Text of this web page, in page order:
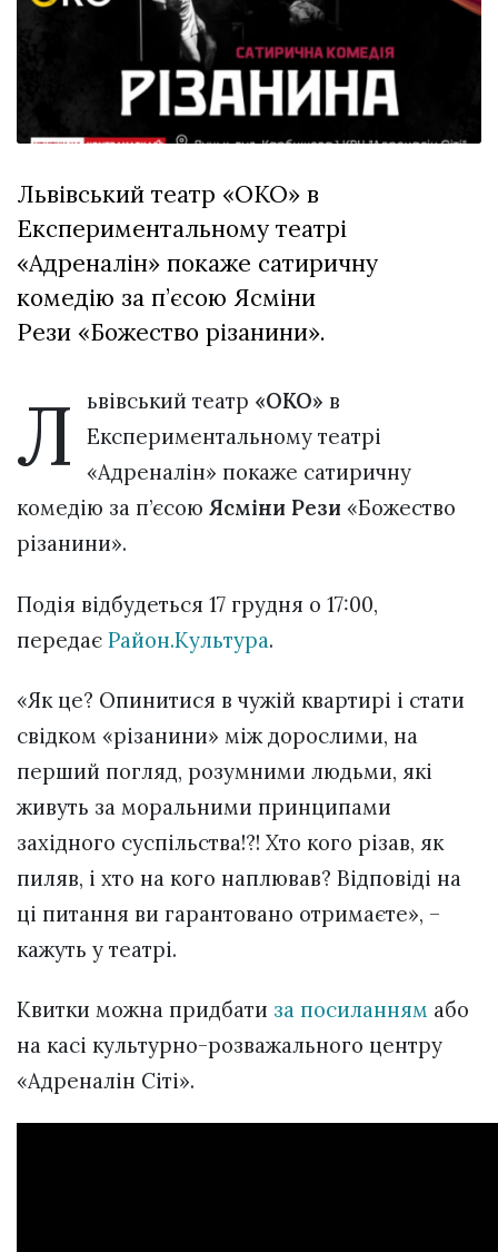
Спартакіада
VolWe...
29 Липня 2026
553 переглядів
Гамлет
залишив у
три...
Всі розділи
Персона
Контакти
Політика конфіденційності
Львівський театр «ОКО» в
Експериментальному театрі
«Адреналін» покаже сатиричну
комедію за п’єсою Ясміни
Рези «Божество різанини».
Л ьвівський театр «ОКО» в
Експериментальному театрі
«Адреналін» покаже сатиричну
комедію за п’єсою Ясміни Рези «Божество
різанини».
Подія відбудеться 17 грудня о 17:00,
передає Район.Культура.
«Як це? Опинитися в чужій квартирі і стати
свідком «різанини» між дорослими, на
перший погляд, розумними людьми, які
живуть за моральними принципами
західного суспільства!?! Хто кого різав, як
пиляв, і хто на кого наплював? Відповіді на
ці питання ви гарантовано отримаєте», –
кажуть у театрі.
Квитки можна придбати за посиланням або
на касі культурно-розважального центру
«Адреналін Сіті».